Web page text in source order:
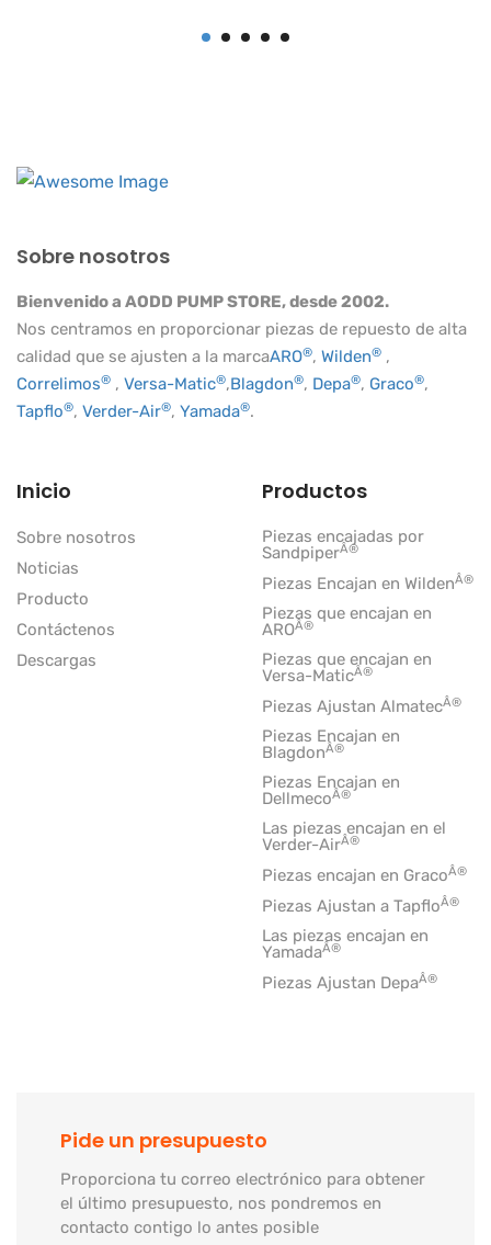
Sobre nosotros
Bienvenido a AODD PUMP STORE, desde 2002.
Nos centramos en proporcionar piezas de repuesto de alta
calidad que se ajusten a la marcaARO®, Wilden® ,
Correlimos® , Versa-Matic®,Blagdon®, Depa®, Graco®,
Tapflo®, Verder-Air®, Yamada®.
Inicio
Sobre nosotros
Noticias
Producto
Contáctenos
Descargas
Productos
Piezas encajadas por
SandpiperÂ®
Piezas Encajan en WildenÂ®
Piezas que encajan en
AROÂ®
Piezas que encajan en
Versa-MaticÂ®
Piezas Ajustan AlmatecÂ®
Piezas Encajan en
BlagdonÂ®
Piezas Encajan en
DellmecoÂ®
Las piezas encajan en el
Verder-AirÂ®
Piezas encajan en GracoÂ®
Piezas Ajustan a TapfloÂ®
Las piezas encajan en
YamadaÂ®
Piezas Ajustan DepaÂ®
Pide un presupuesto
Proporciona tu correo electrónico para obtener
el último presupuesto, nos pondremos en
contacto contigo lo antes posible